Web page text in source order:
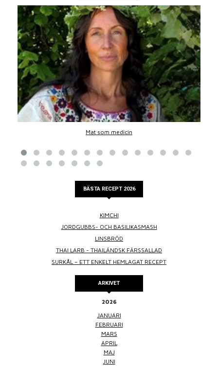
Mat som medicin
BÄSTA RECEPT 2026
KIMCHI
JORDGUBBS- OCH BASILIKASMASH
LINSBRÖD
THAI LARB - THAILÄNDSK FÄRSSALLAD
SURKÅL – ETT ENKELT HEMLAGAT RECEPT
ARKIVET
2026
JANUARI
FEBRUARI
MARS
APRIL
MAJ
JUNI